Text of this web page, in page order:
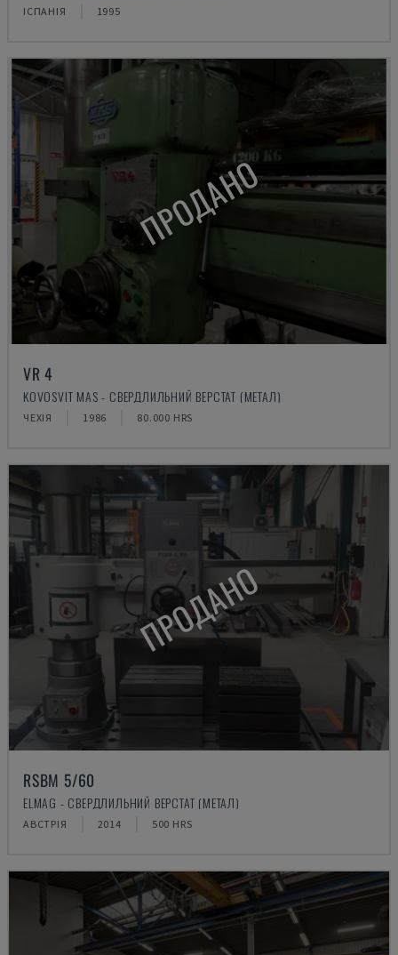
ІСПАНІЯ 1995
ПРОДАНО
VR 4
KOVOSVIT MAS - СВЕРДЛИЛЬНИЙ ВЕРСТАТ (МЕТАЛ)
ЧЕХІЯ 1986 80.000 HRS
ПРОДАНО
RSBM 5/60
ELMAG - СВЕРДЛИЛЬНИЙ ВЕРСТАТ (МЕТАЛ)
АВСТРІЯ 2014 500 HRS